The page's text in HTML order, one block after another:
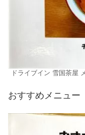
ドライブイン 雪国茶屋
おすすめメニュー